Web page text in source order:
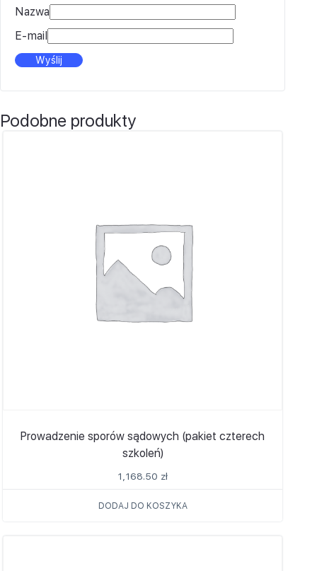
Nazwa
E-mail
Podobne produkty
Prowadzenie sporów sądowych (pakiet czterech
szkoleń)
1,168.50 zł
DODAJ DO KOSZYKA